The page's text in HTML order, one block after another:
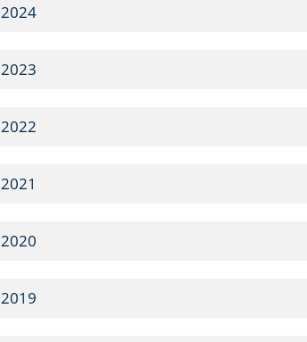
2024
2023
2022
2021
2020
2019